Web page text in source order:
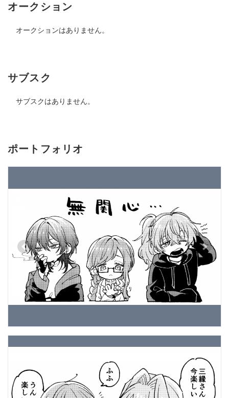
オークション
オークションはありません。
サブスク
サブスクはありません。
ポートフォリオ
Previous Next